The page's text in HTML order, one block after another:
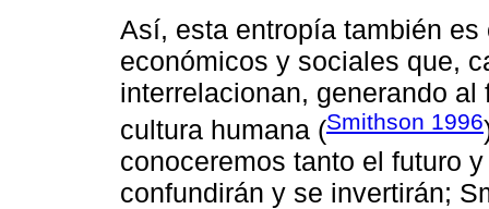
Así, esta entropía también
económicos y sociales que,
interrelacionan, generando
cultura humana (Smithson 1996
conoceremos tanto el futuro
confundirán y se invertirán;